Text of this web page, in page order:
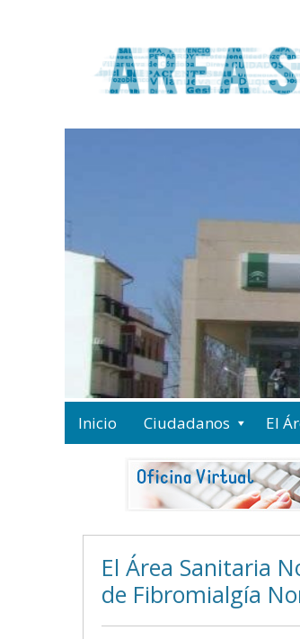
Inicio Ciudadanos El
El Área Sanitaria
de Fibromialgía